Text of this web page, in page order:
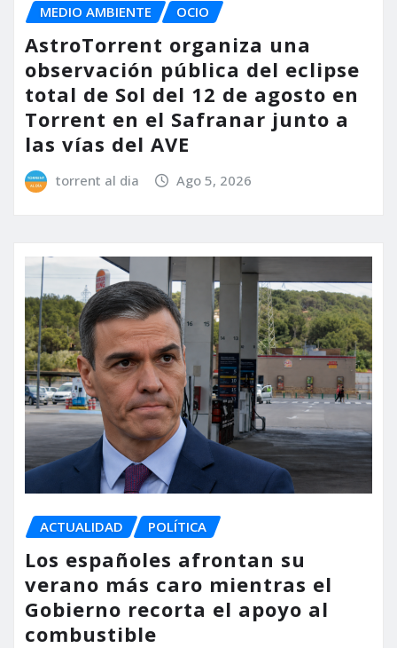
MEDIO AMBIENTE
OCIO
AstroTorrent organiza una
observación pública del eclipse
total de Sol del 12 de agosto en
Torrent en el Safranar junto a
las vías del AVE
torrent al dia Ago 5, 2026
ACTUALIDAD POLÍTICA
Los españoles afrontan su
verano más caro mientras el
Gobierno recorta el apoyo al
combustible